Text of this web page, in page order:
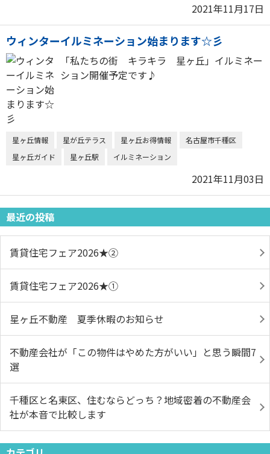
2021年11月17日
ウィンターイルミネーション始まります☆彡
「私たちの街 キラキラ 星ヶ丘」イルミネー
ション開催予定です♪
星ヶ丘情報 星が丘テラス 星ヶ丘お得情報
名古屋市千種区
星ヶ丘ガイド
星ヶ丘駅 イルミネーション
2021年11月03日
最近の投稿
賃貸住宅フェア2026★➁
賃貸住宅フェア2026★①
星ヶ丘不動産 夏季休暇のお知らせ
不動産会社が「この物件はやめた方がいい」と思う瞬間7
選
千種区と名東区、住むならどっち？地域密着の不動産会
社が本音で比較します